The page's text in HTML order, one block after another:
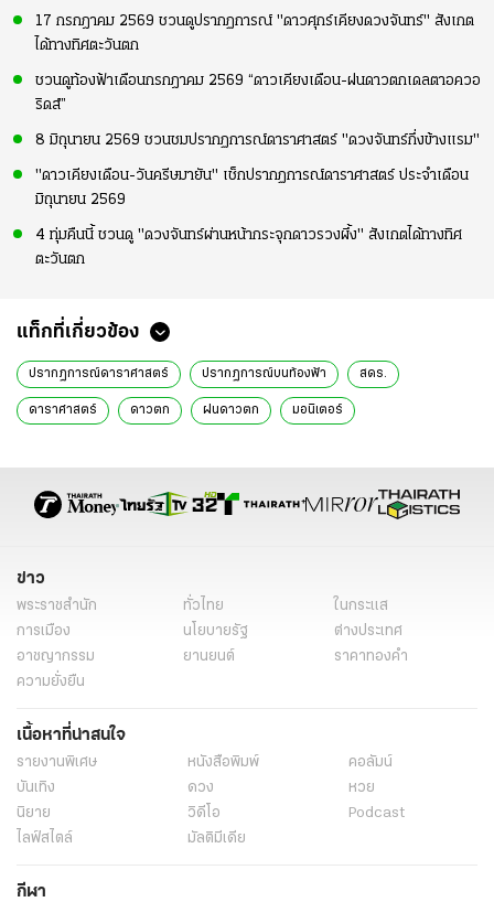
17 กรกฎาคม 2569 ชวนดูปรากฏการณ์ "ดาวศุกร์เคียงดวงจันทร์" สังเกต
ได้ทางทิศตะวันตก
ชวนดูท้องฟ้าเดือนกรกฎาคม 2569 “ดาวเคียงเดือน-ฝนดาวตกเดลตาอควอ
ริดส์”
8 มิถุนายน 2569 ชวนชมปรากฏการณ์ดาราศาสตร์ "ดวงจันทร์กึ่งข้างแรม"
"ดาวเคียงเดือน-วันครีษมายัน" เช็กปรากฏการณ์ดาราศาสตร์ ประจำเดือน
มิถุนายน 2569
4 ทุ่มคืนนี้ ชวนดู "ดวงจันทร์ผ่านหน้ากระจุกดาวรวงผึ้ง" สังเกตได้ทางทิศ
ตะวันตก
แท็กที่เกี่ยวข้อง
ปรากฏการณ์ดาราศาสตร์ ปรากฏการณ์บนท้องฟ้า สดร.
ดาราศาสตร์ ดาวตก ฝนดาวตก มอนิเตอร์
ข่าว
พระราชสำนัก ทั่วไทย
ในกระแส
การเมือง
นโยบายรัฐ
ต่างประเทศ
อาชญากรรม
ยานยนต์
ราคาทองคำ
ความยั่งยืน
เนื้อหาที่น่าสนใจ
รายงานพิเศษ หนังสือพิมพ์
คอลัมน์
บันเทิง
ดวง
หวย
นิยาย
วิดีโอ
Podcast
ไลฟ์สไตล์
มัลติมีเดีย
กีฬา